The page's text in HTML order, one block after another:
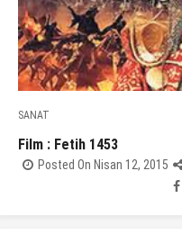
SANAT
Film : Fetih 1453
Posted On Nisan 12, 2015